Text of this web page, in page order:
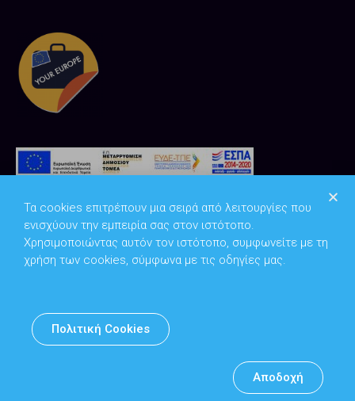
Copyright © 2026Υπουργείο Ψηφιακής Διακυβέρνησης
Υπεύθυνος DPO: Θανάσης Κοσμόπουλος | dpo@mindigital.gr
Τα cookies επιτρέπουν μια σειρά από λειτουργίες που
ενισχύουν την εμπειρία σας στον ιστότοπο.
Χρησιμοποιώντας αυτόν τον ιστότοπο, συμφωνείτε με τη
χρήση των cookies, σύμφωνα με τις οδηγίες μας.
Πολιτική Cookies
Αποδοχή